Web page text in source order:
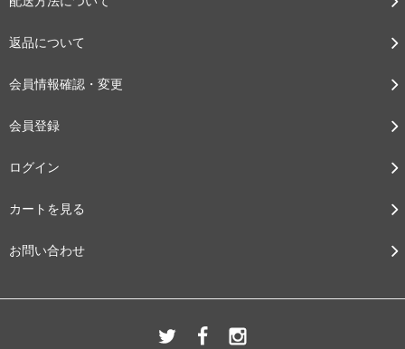
返品について
会員情報確認・変更
会員登録
ログイン
カートを見る
お問い合わせ